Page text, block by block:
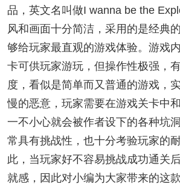
品，英文名叫做I wanna be the
风和画面十分简洁，采用的是经典
够给玩家最直观的游戏体验。游戏
卡可供玩家游玩，但操作性极强，
度，看似是简单而又普通的游戏，
慢的恶意，玩家需要在游戏关卡中
一不小心就会被作者设下的各种坑
常具有挑战性，也十分考验玩家的
此，当玩家好不容易挑战成功通关
就感，因此对小编为大家带来的这